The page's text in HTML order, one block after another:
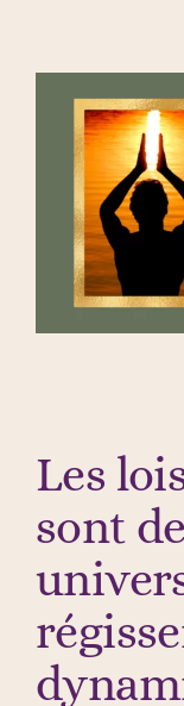
Les
sont